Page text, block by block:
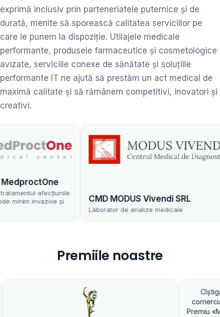
exprimă inclusiv prin parteneriatele puternice și de
durată, menite să sporească calitatea serviciilor pe
care le punem la dispoziție. Utilajele medicale
performante, produsele farmaceutice și cosmetologice
avizate, serviciile conexe de sănătate și soluțiile
performante IT ne ajută să prestăm un act medical de
maximă calitate și să rămânem competitivi, inovatori și
creativi.
afecțiunile
invazive și
CMD MODUS Vivendi SRL
Laborator de analize medicale
Premiile noastre
Cîştigătorul
comercială a anului
Premiu «Mercurul de